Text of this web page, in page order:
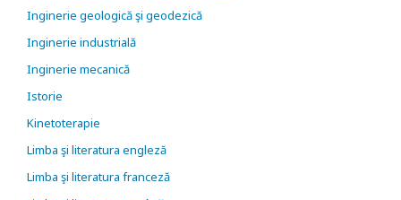
Inginerie geologică şi geodezică
Inginerie industrială
Inginerie mecanică
Istorie
Kinetoterapie
Limba şi literatura engleză
Limba şi literatura franceză